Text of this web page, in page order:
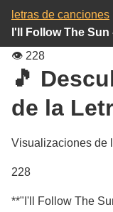
letras de canciones
I'll Follow The
👁️ 228
🎵
de la
Visualizaciones de
228
**"I'll Follow The